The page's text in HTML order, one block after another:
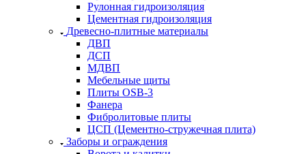
Рулонная гидроизоляция
Цементная гидроизоляция
Древесно-плитные материалы
ДВП
ДСП
МДВП
Мебельные щиты
Плиты OSB-3
Фанера
Фибролитовые плиты
ЦСП (Цементно-стружечная плита)
Заборы и ограждения